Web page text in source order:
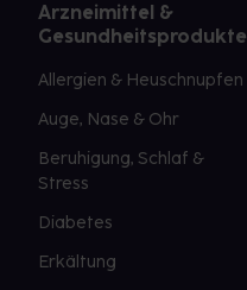
Arzneimittel &
Gesundheitsprodukte
Allergien & Heuschnupfen
Auge, Nase & Ohr
Beruhigung, Schlaf &
Stress
Diabetes
Erkältung